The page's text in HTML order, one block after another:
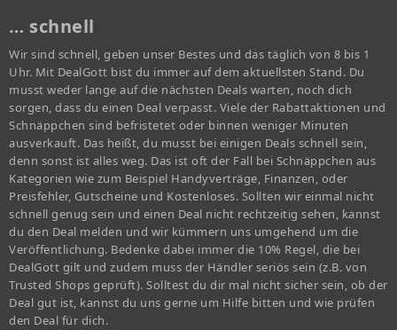
… schnell
Wir sind schnell, geben unser Bestes und das täglich von 8 bis 1
Uhr. Mit DealGott bist du immer auf dem aktuellsten Stand. Du
musst weder lange auf die nächsten Deals warten, noch dich
sorgen, dass du einen Deal verpasst. Viele der Rabattaktionen und
Schnäppchen sind befristetet oder binnen weniger Minuten
ausverkauft. Das heißt, du musst bei einigen Deals schnell sein,
denn sonst ist alles weg. Das ist oft der Fall bei Schnäppchen aus
Kategorien wie zum Beispiel Handyverträge, Finanzen, oder
Preisfehler, Gutscheine und Kostenloses. Sollten wir einmal nicht
schnell genug sein und einen Deal nicht rechtzeitig sehen, kannst
du den Deal melden und wir kümmern uns umgehend um die
Veröffentlichung. Bedenke dabei immer die 10% Regel, die bei
DealGott gilt und zudem muss der Händler seriös sein (z.B. von
Trusted Shops geprüft). Solltest du dir mal nicht sicher sein, ob der
Deal gut ist, kannst du uns gerne um Hilfe bitten und wie prüfen
den Deal für dich.